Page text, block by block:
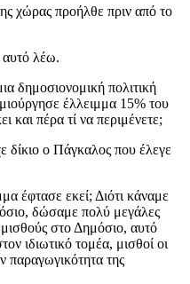
χώρας προήλθε πριν από το
αυτό λέω.
δημοσιονομική πολιτική
έλλειμμα 15% του
πέρα τί να περιμένετε;
δίκιο ο Πάγκαλος που έλεγε
έφτασε εκεί; Διότι κάναμε
δώσαμε πολύ μεγάλες
στο Δημόσιο, αυτό
ιδιωτικό τομέα, μισθοί οι
παραγωγικότητα της